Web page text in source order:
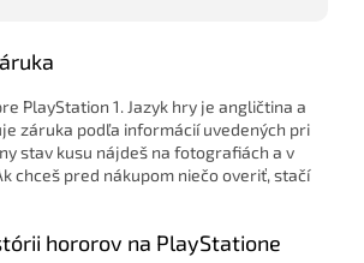
PlayStation 1. Jazyk hry je angličtina a
záruka podľa informácií uvedených pri
stav kusu nájdeš na fotografiách a v
chceš pred nákupom niečo overiť, stačí
hororov na PlayStatione